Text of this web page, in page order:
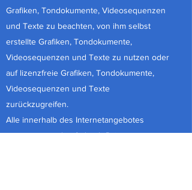
Grafiken, Tondokumente, Videosequenzen
und Texte zu beachten, von ihm selbst
erstellte Grafiken, Tondokumente,
Videosequenzen und Texte zu nutzen oder
auf lizenzfreie Grafiken, Tondokumente,
Videosequenzen und Texte
zurückzugreifen.
Alle innerhalb des Internetangebotes
genannten und ggf. durch Dritte